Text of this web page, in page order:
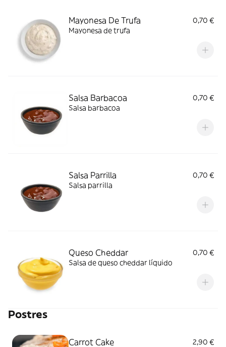
Mayonesa De Trufa
0,70 €
Mayonesa de trufa
Salsa Barbacoa
0,70 €
Salsa barbacoa
Salsa Parrilla
0,70 €
Salsa parrilla
Queso Cheddar
0,70 €
Salsa de queso cheddar líquido
Postres
Carrot Cake 2,90 €